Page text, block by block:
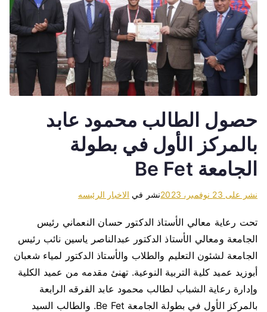
حصول الطالب محمود عابد
بالمركز الأول في بطولة
الجامعة Be Fet
نشر على 23 نوفمبر، 2023 نشر في الاخبار الرئيسه
تحت رعاية معالي الأستاذ الدكتور حسان النعماني رئيس
الجامعة ومعالي الأستاذ الدكتور عبدالناصر ياسين نائب رئيس
الجامعة لشئون التعليم والطلاب والأستاذ الدكتور لمياء شعبان
أبوزيد عميد كلية التربية النوعية. تهنئ مقدمه من عميد الكلية
وإدارة رعاية الشباب لطالب محمود عابد الفرقه الرابعة
بالمركز الأول في بطولة الجامعة Be Fet. والطالب السيد